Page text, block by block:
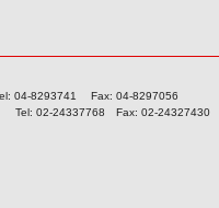
04-8293741 Fax: 04-8297056
Tel: 02-24337768 Fax: 02-24327430